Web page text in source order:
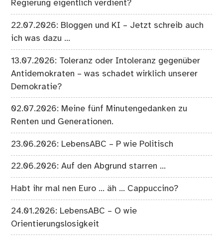
Regierung eigentlich verdient?
22.07.2026: Bloggen und KI – Jetzt schreib auch
ich was dazu …
13.07.2026: Toleranz oder Intoleranz gegenüber
Antidemokraten – was schadet wirklich unserer
Demokratie?
02.07.2026: Meine fünf Minutengedanken zu
Renten und Generationen.
23.06.2026: LebensABC – P wie Politisch
22.06.2026: Auf den Abgrund starren …
Habt ihr mal nen Euro … äh … Cappuccino?
24.01.2026: LebensABC – O wie
Orientierungslosigkeit